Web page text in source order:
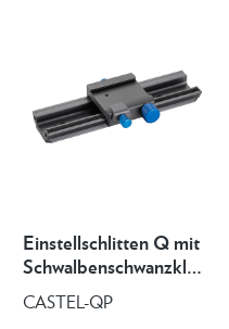
Einstellschlitten Q mit
Schwalbenschwanzkle
mmung, parallel
CASTEL-QP